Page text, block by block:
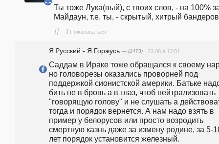
Ты тоже Лука(вый), с твоих слов, - на 100%
Майдаун, т.е. ты, - скрытый, хитрый
# ! Пожаловаться
Я ₽усский - Я Горжусь — (1473) 23.08 в 13:01
Саддам в Ираке тоже обращался к своему
но головорезы оказались проворней под
поддержкой сионистской америки. Батьке
бить не в бровь а в глаз, чтоб нейтрализовать
"говорящую голову" и не слушать а
тогда и порядок вернется. А нам надо взять в
пример у белорусов или просто возродить
смертную казнь даже за измену родине, за 5-
лет порядок установится железный.